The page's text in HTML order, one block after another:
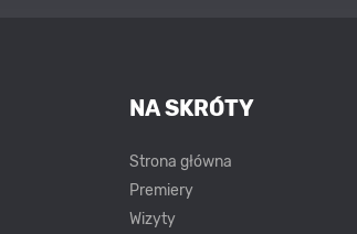
NA SKRÓTY
Strona główna
Premiery
Wizyty